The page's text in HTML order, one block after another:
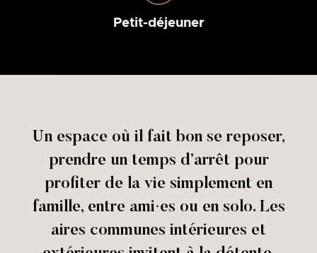
Petit-déjeuner
Un espace où il fait bon se reposer,
prendre un temps d’arrêt pour
profiter de la vie simplement en
famille, entre ami·es ou en solo. Les
aires communes intérieures et